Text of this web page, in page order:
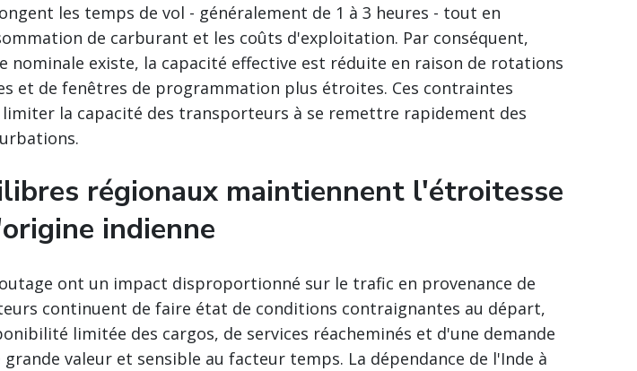
les temps de vol - généralement de 1 à 3 heures - tout en
de carburant et les coûts d'exploitation. Par conséquent,
nominale existe, la capacité effective est réduite en raison de rotations
et de fenêtres de programmation plus étroites. Ces contraintes
la capacité des transporteurs à se remettre rapidement des
régionaux maintiennent l'étroitesse
indienne
ont un impact disproportionné sur le trafic en provenance de
continuent de faire état de conditions contraignantes au départ,
limitée des cargos, de services réacheminés et d'une demande
valeur et sensible au facteur temps. La dépendance de l'Inde à